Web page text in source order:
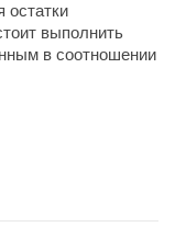
остатки
выполнить
в соотношении